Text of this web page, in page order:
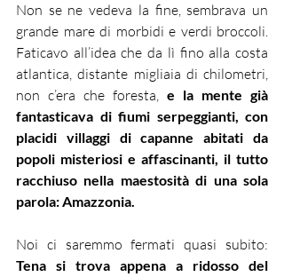
Non se ne vedeva la fine, sembrava un
grande mare di morbidi e verdi broccoli.
Faticavo all’idea che da lì fino alla costa
atlantica, distante migliaia di chilometri,
non c’era che foresta, e la mente già
fantasticava di fiumi serpeggianti, con
placidi villaggi di capanne abitati da
popoli misteriosi e affascinanti, il tutto
racchiuso nella maestosità di una sola
parola: Amazzonia.
Tena si trova appena a ridosso del